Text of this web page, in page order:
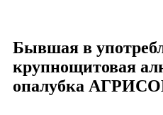
Бывшая в
крупнощитовая
опалубка